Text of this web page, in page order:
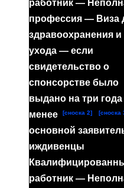
работник —
профессия — Виза
здравоохранения и
ухода — если
свидетельство о
спонсорстве было
выдано на три года
менее
[сноска 2] [сноска
основной
иждивенцы
работник —